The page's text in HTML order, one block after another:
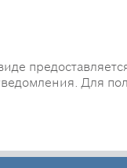
Для